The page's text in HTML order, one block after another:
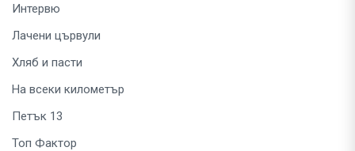
Интервю
Лачени цървули
Хляб и пасти
На всеки километър
Петък 13
Топ Фактор